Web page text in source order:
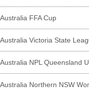
Australia FFA Cup
Australia Victoria State
Australia NPL Queensland
Australia Northern NSW